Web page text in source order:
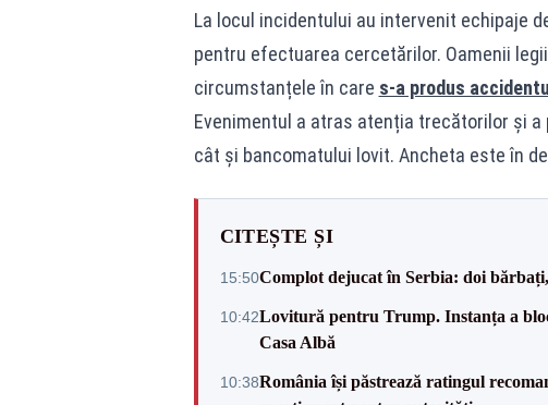
La locul incidentului au intervenit echipaje
pentru efectuarea cercetărilor. Oamenii
circumstanțele în care s-a produs
Evenimentul a atras atenția trecătorilor și
cât și bancomatului lovit. Ancheta este în
CITEȘTE ȘI
15:50Complot dejucat în Serbia: doi
10:42Lovitură pentru Trump. Instanța a
Casa Albă
10:38România își păstrează ratingul